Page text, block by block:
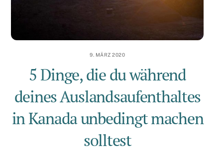
9. MÄRZ 2020
5 Dinge, die du während
deines Auslandsaufenthaltes
in Kanada unbedingt machen
solltest